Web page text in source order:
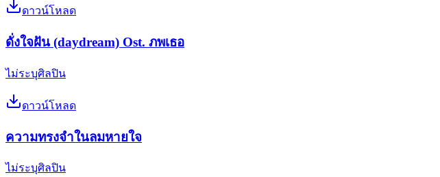
ดาวน์โหลด
ดั่งใจฝัน (daydream) Ost. ภพเธอ
ไม่ระบุศิลปิน
ดาวน์โหลด
ความทรงจำในลมหายใจ
ไม่ระบุศิลปิน